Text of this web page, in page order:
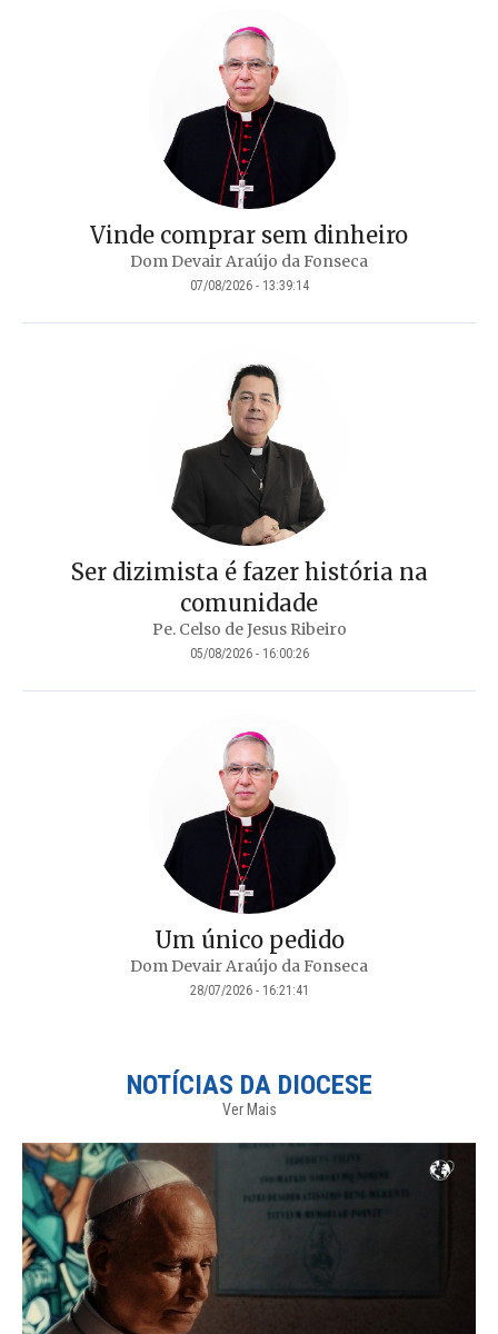
Vinde comprar sem dinheiro
Dom Devair Araújo da Fonseca
07/08/2026 - 13:39:14
Ser dizimista é fazer história na
comunidade
Pe. Celso de Jesus Ribeiro
05/08/2026 - 16:00:26
Um único pedido
Dom Devair Araújo da Fonseca
28/07/2026 - 16:21:41
NOTÍCIAS DA DIOCESE
Ver Mais